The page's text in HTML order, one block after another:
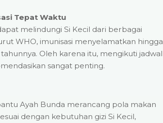
Tepat Waktu
melindungi Si Kecil dari berbagai
WHO, imunisasi menyelamatkan hingga
Oleh karena itu, mengikuti jadwal
sangat penting.
Ayah Bunda merancang pola makan
dengan kebutuhan gizi Si Kecil,